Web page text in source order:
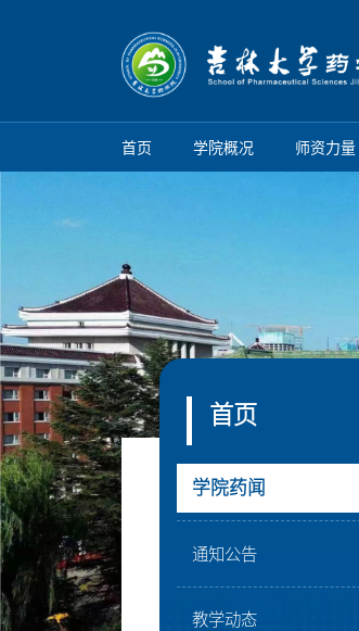
首页 学院概况 师资力量
首页
学院药闻
通知公告
教学动态